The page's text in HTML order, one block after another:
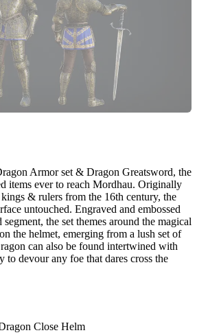
Armor set & Dragon Greatsword, the
items ever to reach Mordhau. Originally
& rulers from the 16th century, the
untouched. Engraved and embossed
the set themes around the magical
the helmet, emerging from a lush set of
can also be found intertwined with
to devour any foe that dares cross the
Close Helm